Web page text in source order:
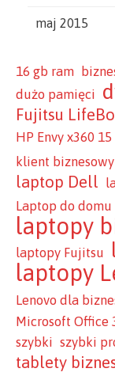
maj 2015
16 gb ram
dużo pamięci
Fujitsu
HP Envy x360 15
klient biznesowy
laptop Dell
Laptop do domu
laptopy
laptopy Fujitsu
laptopy
Lenovo dla
Microsoft Office
szybki szybki
tablety